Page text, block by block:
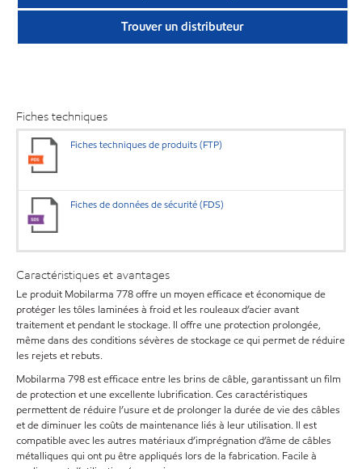
Trouver un distributeur
Fiches techniques
Fiches techniques de produits (FTP)
Fiches de données de sécurité (FDS)
Caractéristiques et avantages
Le produit Mobilarma 778 offre un moyen efficace et économique de
protéger les tôles laminées à froid et les rouleaux d’acier avant
traitement et pendant le stockage. Il offre une protection prolongée,
même dans des conditions sévères de stockage ce qui permet de réduire
les rejets et rebuts.
Mobilarma 798 est efficace entre les brins de câble, garantissant un film
de protection et une excellente lubrification. Ces caractéristiques
permettent de réduire l’usure et de prolonger la durée de vie des câbles
et de diminuer les coûts de maintenance liés à leur utilisation. Il est
compatible avec les autres matériaux d’imprégnation d’âme de câbles
métalliques qui ont pu être appliqués lors de la fabrication. Facile à